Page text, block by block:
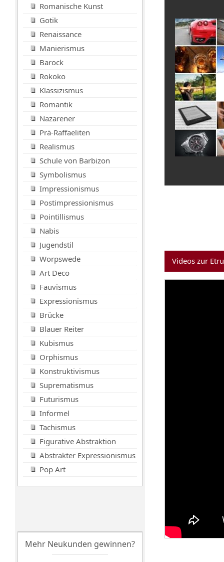
Videos zur
Romanische Kunst
Gotik
Renaissance
Manierismus
Barock
Rokoko
Klassizismus
Romantik
Nazarener
Prä-Raffaeliten
Realismus
Schule von Barbizon
Symbolismus
Impressionismus
Postimpressionismus
Pointillismus
Nabis
Jugendstil
Worpswede
Art Deco
Fauvismus
Expressionismus
Brücke
Blauer Reiter
Kubismus
Orphismus
Konstruktivismus
Suprematismus
Futurismus
Informel
Tachismus
Figurative Abstraktion
Abstrakter Expressionismus
Pop Art
Mehr Neukunden gewinnen?